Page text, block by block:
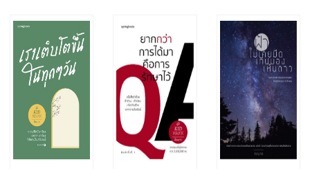
ป่า,ONCE